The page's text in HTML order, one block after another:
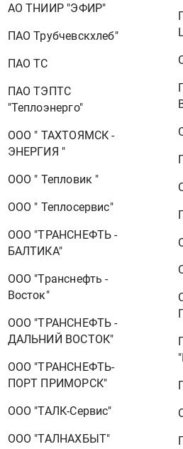
АО ТНИИР "ЭФИР"
ПАО Трубчевскхлеб"
ПАО ТС
ПАО ТЭПТС
"Теплоэнерго"
ООО " ТАХТОЯМСК -
ЭНЕРГИЯ "
ООО " Тепловик "
ООО " Теплосервис"
ООО "ТРАНСНЕФТЬ -
БАЛТИКА"
ООО "Транснефть -
Восток"
ООО "ТРАНСНЕФТЬ -
ДАЛЬНИЙ ВОСТОК"
ООО "ТРАНСНЕФТЬ-
ПОРТ ПРИМОРСК"
ООО "ТАЛК-Сервис"
ООО "ТАЛНАХБЫТ"